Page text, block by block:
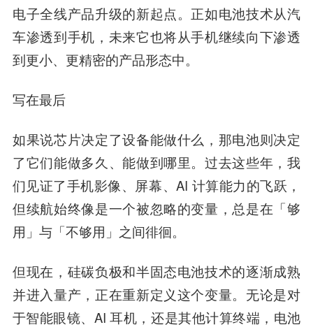
电子全线产品升级的新起点。正如电池技术从汽
车渗透到手机，未来它也将从手机继续向下渗透
到更小、更精密的产品形态中。
写在最后
如果说芯片决定了设备能做什么，那电池则决定
了它们能做多久、能做到哪里。过去这些年，我
们见证了手机影像、屏幕、AI 计算能力的飞跃，
但续航始终像是一个被忽略的变量，总是在「够
用」与「不够用」之间徘徊。
但现在，硅碳负极和半固态电池技术的逐渐成熟
并进入量产，正在重新定义这个变量。无论是对
于智能眼镜、AI 耳机，还是其他计算终端，电池